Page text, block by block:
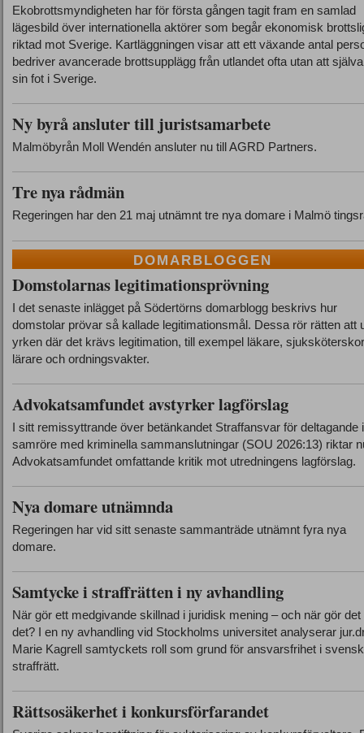
Ekobrottsmyndigheten har för första gången tagit fram en samlad
lägesbild över internationella aktörer som begår ekonomisk
riktad mot Sverige. Kartläggningen visar att ett växande antal
bedriver avancerade brottsupplägg från utlandet ofta utan att
sin fot i Sverige.
Ny byrå ansluter till juristsamarbete
Malmöbyrån Moll Wendén ansluter nu till AGRD Partners.
Tre nya rådmän
Regeringen har den 21 maj utnämnt tre nya domare i Malmö
DOMARBLOGGEN
Domstolarnas legitimationsprövning
I det senaste inlägget på Södertörns domarblogg beskrivs hur
domstolar prövar så kallade legitimationsmål. Dessa rör rätten att
yrken där det krävs legitimation, till exempel läkare,
lärare och ordningsvakter.
Advokatsamfundet avstyrker lagförslag
I sitt remissyttrande över betänkandet Straffansvar för deltagande
samröre med kriminella sammanslutningar (SOU 2026:13) riktar
Advokatsamfundet omfattande kritik mot utredningens lagförslag.
Nya domare utnämnda
Regeringen har vid sitt senaste sammanträde utnämnt fyra nya
domare.
Samtycke i straffrätten i ny avhandling
När gör ett medgivande skillnad i juridisk mening – och när gör det
det? I en ny avhandling vid Stockholms universitet analyserar
Marie Kagrell samtyckets roll som grund för ansvarsfrihet i svensk
straffrätt.
Rättsosäkerhet i konkursförfarandet